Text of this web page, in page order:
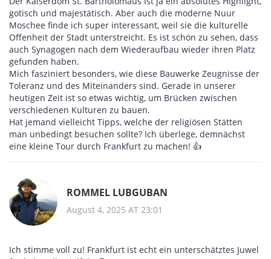
gotisch und majestätisch. Aber auch die moderne Nuur
Moschee finde ich super interessant, weil sie die kulturelle
Offenheit der Stadt unterstreicht. Es ist schön zu sehen, dass
auch Synagogen nach dem Wiederaufbau wieder ihren Platz
gefunden haben.
Mich fasziniert besonders, wie diese Bauwerke Zeugnisse der
Toleranz und des Miteinanders sind. Gerade in unserer
heutigen Zeit ist so etwas wichtig, um Brücken zwischen
verschiedenen Kulturen zu bauen.
Hat jemand vielleicht Tipps, welche der religiösen Stätten
man unbedingt besuchen sollte? Ich überlege, demnächst
eine kleine Tour durch Frankfurt zu machen! 👍
ROMMEL LUBGUBAN
August 4, 2025 AT 23:01
Ich stimme voll zu! Frankfurt ist echt ein unterschätztes Juwel